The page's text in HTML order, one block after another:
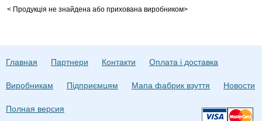
< Продукція не знайдена або прихована виробником>
Главная Партнери Контакти Оплата і доставка
Виробникам Підприємцям Мапа фабрик взуття Новости
Полная версия